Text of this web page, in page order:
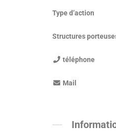
Type d’action
Structures
téléphone
Mail